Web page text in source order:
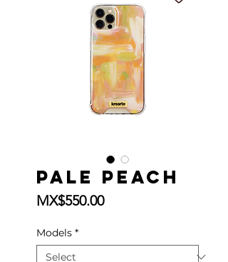
Pale Peach
MX$550.00Price
Models *